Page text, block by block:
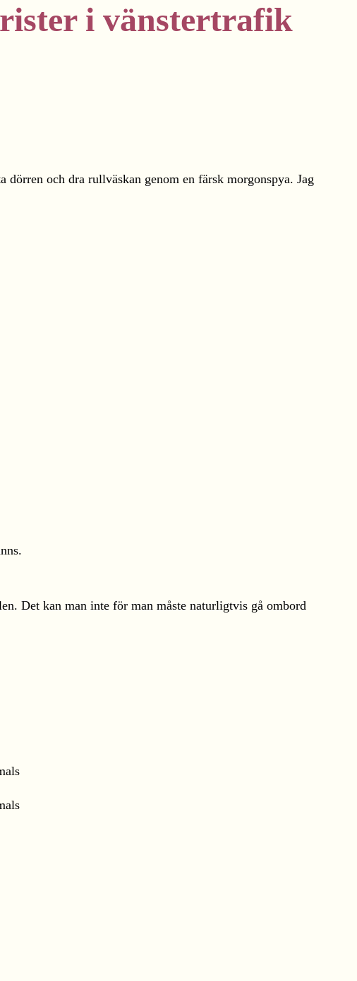
i vänstertrafik
och dra rullväskan genom en färsk morgonspya. Jag
Det kan man inte för man måste naturligtvis gå ombord